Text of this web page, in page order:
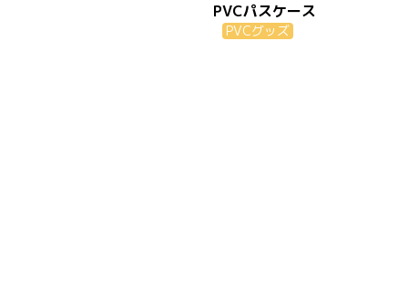
PVCパスケース
PVCグッズ